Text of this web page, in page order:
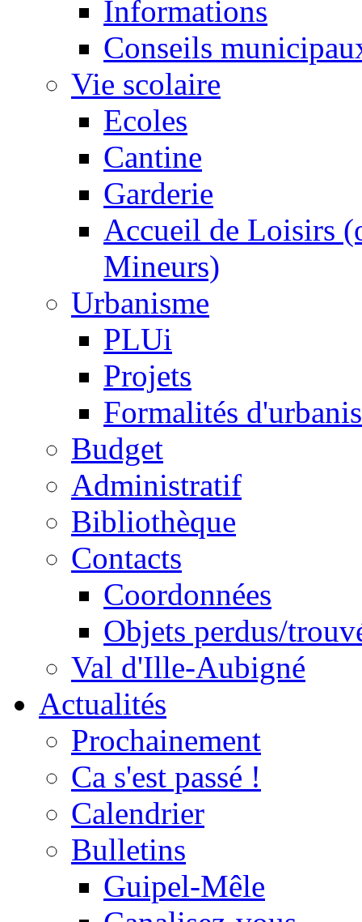
Informations
Conseils
Vie scolaire
Ecoles
Cantine
Garderie
Accueil de Loisirs
Mineurs)
Urbanisme
PLUi
Projets
Formalités
Budget
Administratif
Bibliothèque
Contacts
Coordonnées
Objets perdus/
Val d'Ille-Aubigné
Actualités
Prochainement
Ca s'est passé !
Calendrier
Bulletins
Guipel-Mêle